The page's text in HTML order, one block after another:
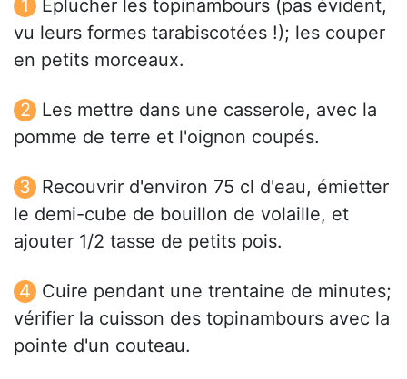
Eplucher les topinambours (pas évident,
vu leurs formes tarabiscotées !); les couper
en petits morceaux.
Les mettre dans une casserole, avec la
pomme de terre et l'oignon coupés.
Recouvrir d'environ 75 cl d'eau, émietter
le demi-cube de bouillon de volaille, et
ajouter 1/2 tasse de petits pois.
Cuire pendant une trentaine de minutes;
vérifier la cuisson des topinambours avec la
pointe d'un couteau.